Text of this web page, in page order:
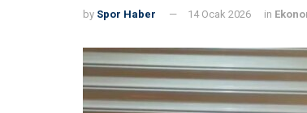
by Spor Haber 14 Ocak 2026 in